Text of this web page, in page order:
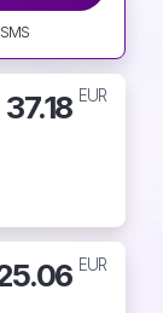
37.18 EUR
EUR